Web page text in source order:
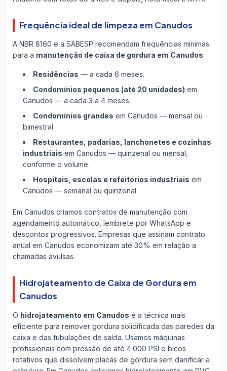
Frequência ideal de limpeza em Canudos
A NBR 8160 e a SABESP recomendam frequências mínimas
para a manutenção de caixa de gordura em Canudos:
Residências — a cada 6 meses.
Condomínios pequenos (até 20 unidades) em
Canudos — a cada 3 a 4 meses.
Condomínios grandes em Canudos — mensal ou
bimestral.
Restaurantes, padarias, lanchonetes e cozinhas
industriais em Canudos — quinzenal ou mensal,
conforme o volume.
Hospitais, escolas e refeitórios industriais em
Canudos — semanal ou quinzenal.
Em Canudos criamos contratos de manutenção com
agendamento automático, lembrete por WhatsApp e
descontos progressivos. Empresas que assinam contrato
anual em Canudos economizam até 30% em relação a
chamadas avulsas.
Hidrojateamento de Caixa de Gordura em
Canudos
O hidrojateamento em Canudos é a técnica mais
eficiente para remover gordura solidificada das paredes da
caixa e das tubulações de saída. Usamos máquinas
profissionais com pressão de até 4.000 PSI e bicos
rotativos que dissolvem placas de gordura sem danificar a